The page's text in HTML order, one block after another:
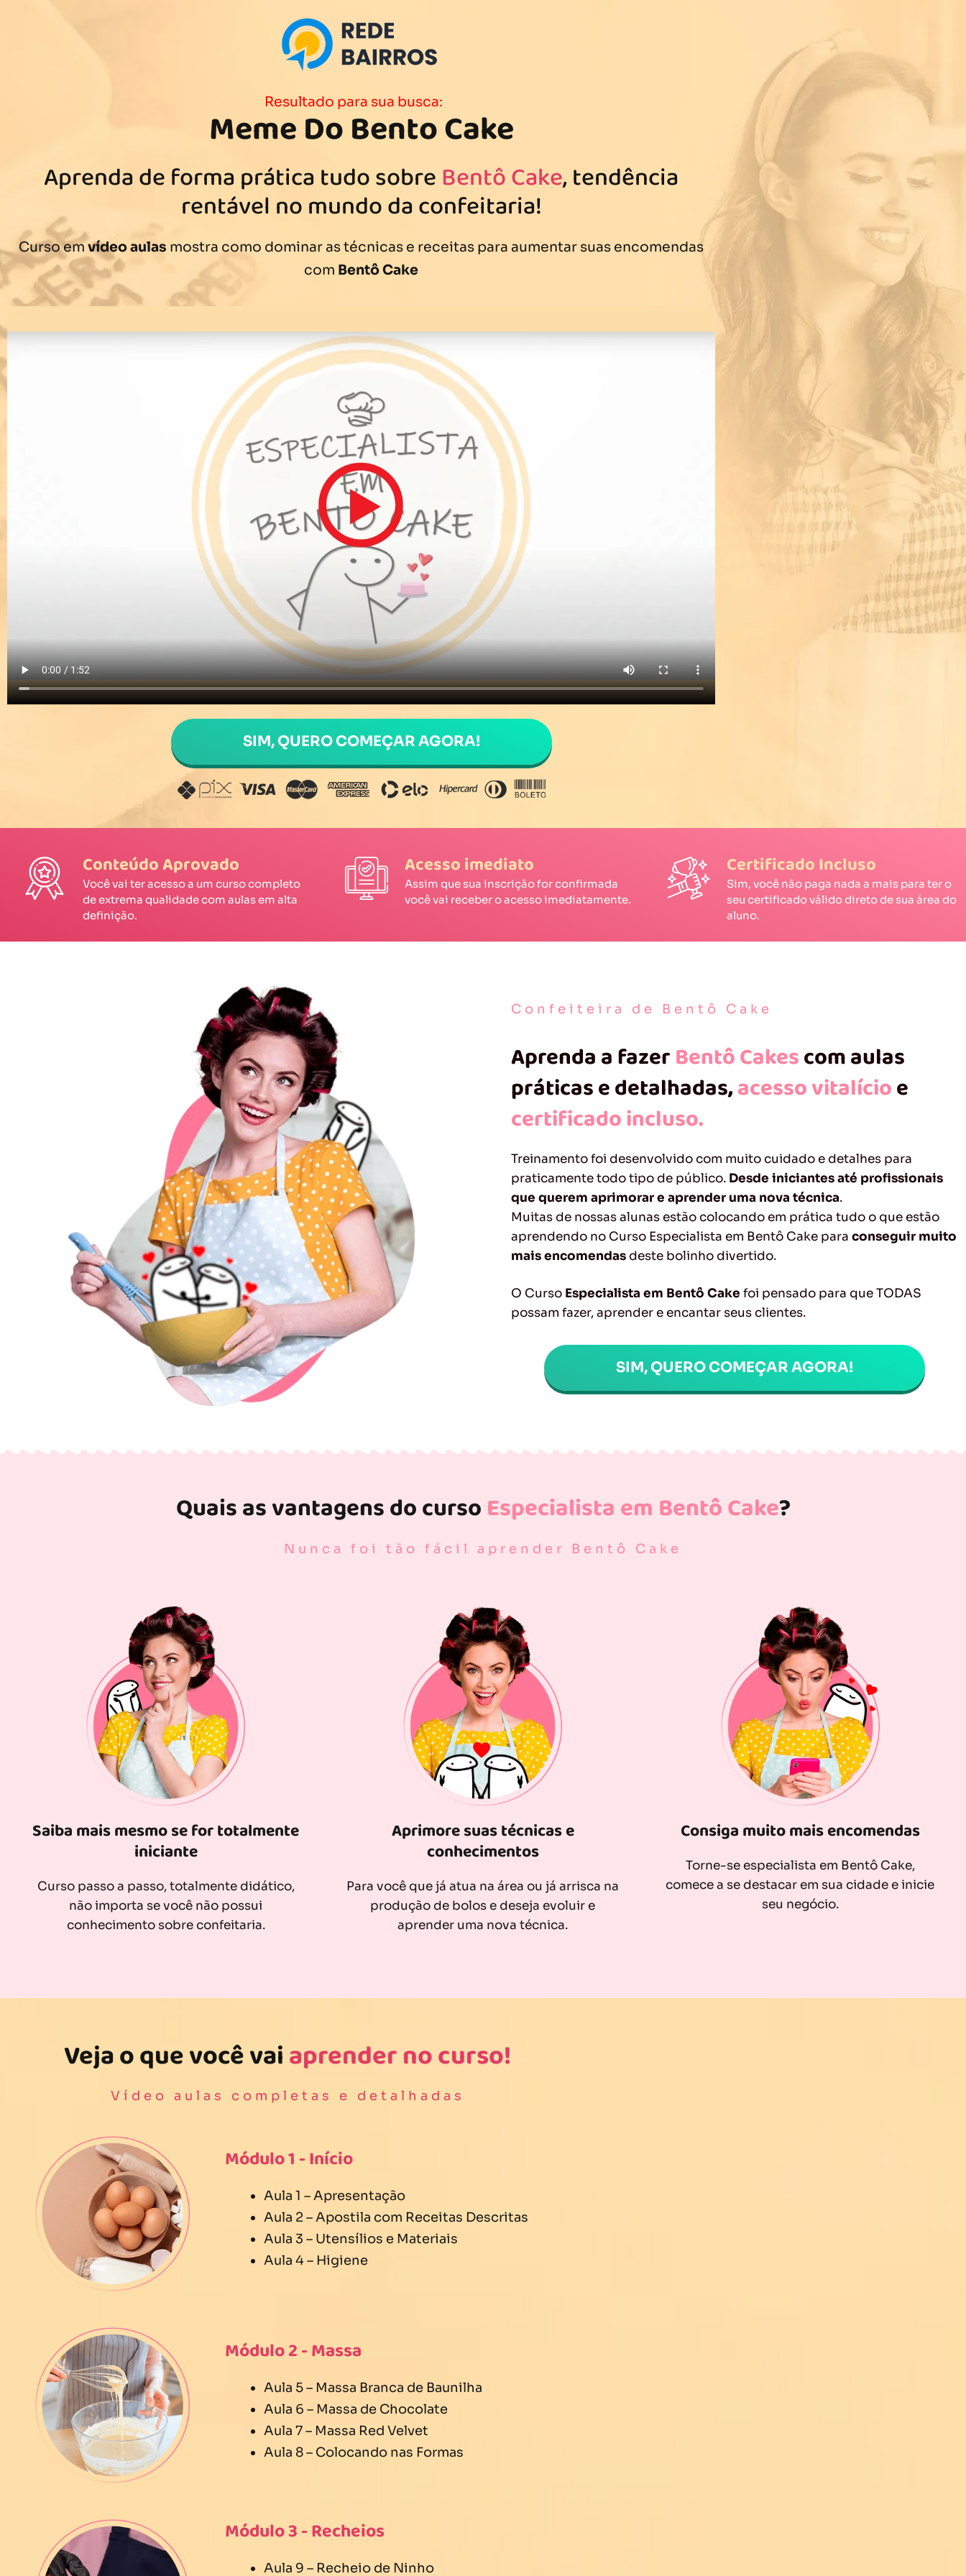
Resultado para sua busca:
Meme Do Bento Cake
Aprenda de forma prática tudo sobreBentô Cake, tendência
rentável no mundo da confeitaria!
Curso em vídeo aulas mostra como dominar as técnicas e receitas para aumentar suas encomendas
com Bentô Cake
SIM, QUERO COMEÇAR AGORA!
Conteúdo Aprovado
Você vai ter acesso a um curso completo
de extrema qualidade com aulas em alta
definição.
Acesso imediato
Assim que sua inscrição for confirmada
você vai receber o acesso imediatamente.
Certificado Incluso
Sim, você não paga nada a mais para ter o
seu certificado válido direto de sua área do
aluno.
Confeiteira de Bentô Cake
Aprenda a fazerBentô Cakescom aulas
práticas e detalhadas,acesso vitalícioe
certificado incluso.
Treinamento foi desenvolvido com muito cuidado e detalhes para
praticamente todo tipo de público. Desde iniciantes até profissionais
que querem aprimorar e aprender uma nova técnica.
Muitas de nossas alunas estão colocando em prática tudo o que estão
aprendendo no Curso Especialista em Bentô Cake paraconseguir muito
mais encomendasdeste bolinho divertido.
O Curso Especialista em Bentô Cake foi pensado para que TODAS
possam fazer, aprender e encantar seus clientes.
SIM, QUERO COMEÇAR AGORA!
Quais as vantagens do cursoEspecialista em Bentô Cake?
Nunca foi tão fácil aprender Bentô Cake
Saiba mais mesmo se for totalmente
iniciante
Curso passo a passo, totalmente didático,
não importa se você não possui
conhecimento sobre confeitaria.
Aprimore suas técnicas e
conhecimentos
Para você que já atua na área ou já arrisca na
produção de bolos e deseja evoluir e
aprender uma nova técnica.
Consiga muito mais encomendas
Torne-se especialista em Bentô Cake,
comece a se destacar em sua cidade e inicie
seu negócio.
Veja o que você vaiaprender no curso!
Vídeo aulas completas e detalhadas
Módulo 1 - Início
Aula 1 – Apresentação
Aula 2 – Apostila com Receitas Descritas
Aula 3 – Utensílios e Materiais
Aula 4 – Higiene
Módulo 2 - Massa
Aula 5 – Massa Branca de Baunilha
Aula 6 – Massa de Chocolate
Aula 7 – Massa Red Velvet
Aula 8 – Colocando nas Formas
Módulo 3 - Recheios
Aula 9 – Recheio de Ninho